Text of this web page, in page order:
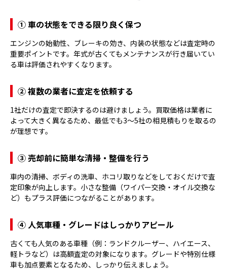
① 車の状態をできる限り良く保つ
エンジンの始動性、ブレーキの効き、内装の状態などは査定時の
重要ポイントです。年式が古くてもメンテナンスが行き届いてい
る車は評価されやすくなります。
② 複数の業者に査定を依頼する
1社だけの査定で即決するのは避けましょう。買取価格は業者に
よって大きく異なるため、最低でも3〜5社の相見積もりを取るの
が理想です。
③ 売却前に簡単な清掃・整備を行う
車内の清掃、ボディの洗車、ホコリ取りなどをしておくだけで査
定印象が向上します。小さな整備（ワイパー交換・オイル交換な
ど）もプラス評価につながることがあります。
④ 人気車種・グレードはしっかりアピール
古くても人気のある車種（例：ランドクルーザー、ハイエース、
軽トラなど）は高額査定の対象になります。グレードや特別仕様
車も加点要素となるため、しっかり伝えましょう。